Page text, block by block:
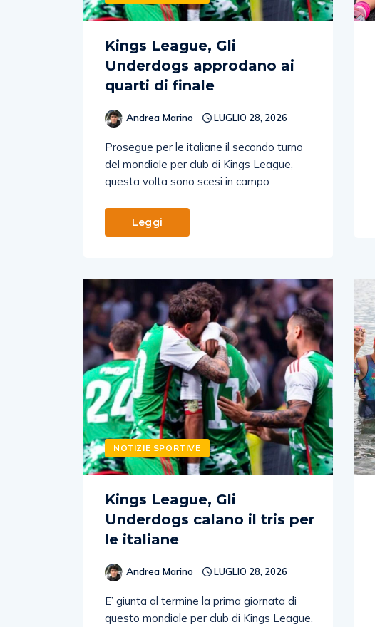
Kings League, Gli
Underdogs approdano ai
quarti di finale
Andrea Marino LUGLIO 28, 2026
Prosegue per le italiane il secondo turno
del mondiale per club di Kings League,
questa volta sono scesi in campo
Leggi
NOTIZIE SPORTIVE
Kings League, Gli
Underdogs calano il tris per
le italiane
Andrea Marino LUGLIO 28, 2026
E’ giunta al termine la prima giornata di
questo mondiale per club di Kings League,